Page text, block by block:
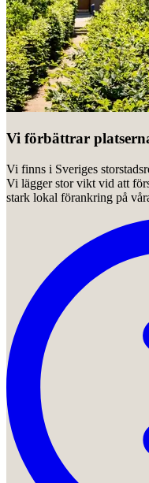
Vi förbättrar
Vi finns i Sveriges
Vi lägger stor vikt vid att
stark lokal förankring på